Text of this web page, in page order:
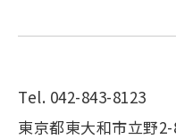
Tel. 042-843-8123
東京都東大和市立野